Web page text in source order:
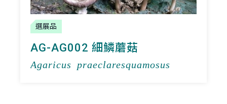
選展品
AG-AG002 細鱗蘑菇
Agaricus praeclaresquamosus